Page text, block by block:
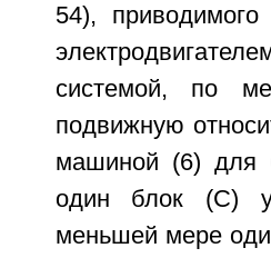
54),
системой, по
подвижную
машиной (6) для
один блок (C)
меньшей мере